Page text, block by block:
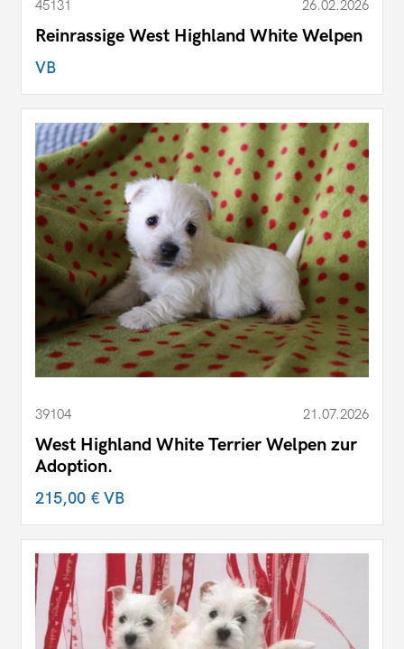
45131 26.02.2026
Reinrassige West Highland White Welpen
VB
39104 21.07.2026
West Highland White Terrier Welpen zur
Adoption.
215,00 €VB